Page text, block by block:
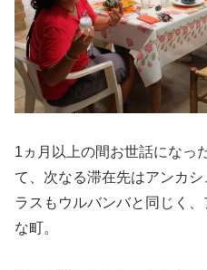
1ヵ月以上の間お世話になっ
て、次なる滞在先はアンカ
ラスもウルバンバと同じく
な町。